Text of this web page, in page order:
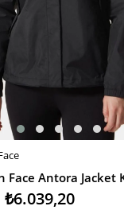
₺6.039,20